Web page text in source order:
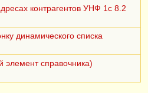
контрагентов УНФ 1с 8.2
динамического списка
элемент справочника)